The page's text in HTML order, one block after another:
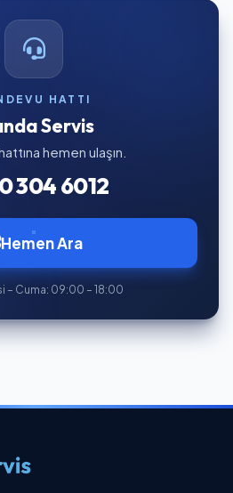
HATTI
Servis
hemen ulaşın.
304 6012
Hemen Ara
– Cuma: 09:00 – 18:00